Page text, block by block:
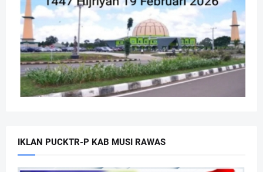
IKLAN PUCKTR-P KAB MUSI RAWAS